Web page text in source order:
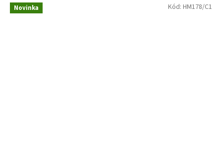
Novinka Kód: HM178/C1